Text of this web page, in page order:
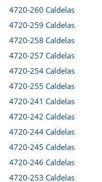
4720-260 Caldelas
4720-259 Caldelas
4720-258 Caldelas
4720-257 Caldelas
4720-254 Caldelas
4720-255 Caldelas
4720-241 Caldelas
4720-242 Caldelas
4720-244 Caldelas
4720-245 Caldelas
4720-246 Caldelas
4720-253 Caldelas